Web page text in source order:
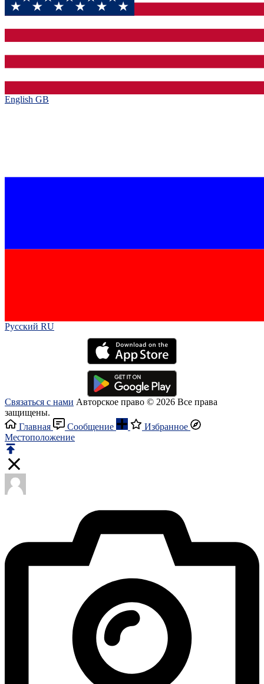
English GB‎
Русский RU‎
Связаться с нами Авторское право © 2026 Все права
защищены.
Главная
Сообщение
Избранное
Местоположение